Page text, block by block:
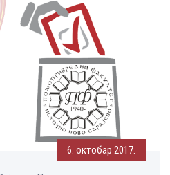
6. октобар 2017.